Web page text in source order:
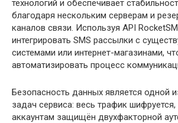
технологий и обеспечивает
благодаря нескольким серверам и
каналов связи. Используя API
интегрировать SMS рассылки с
системами или интернет-магазинами,
автоматизировать процесс
Безопасность данных является одной
задач сервиса: весь трафик шифруется,
аккаунтам защищён двухфакторной